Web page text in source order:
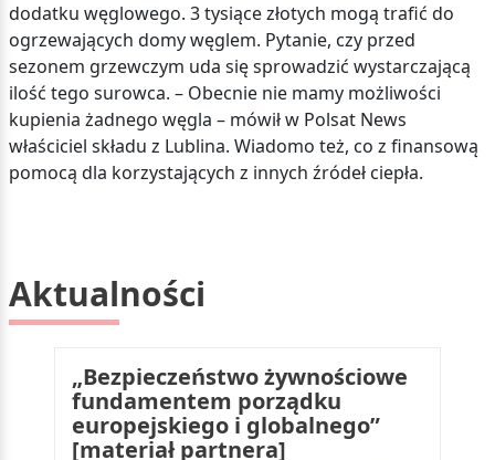
dodatku węglowego. 3 tysiące złotych mogą trafić do
ogrzewających domy węglem. Pytanie, czy przed
sezonem grzewczym uda się sprowadzić wystarczającą
ilość tego surowca. – Obecnie nie mamy możliwości
kupienia żadnego węgla – mówił w Polsat News
właściciel składu z Lublina. Wiadomo też, co z finansową
pomocą dla korzystających z innych źródeł ciepła.
Aktualności
„Bezpieczeństwo żywnościowe
fundamentem porządku
europejskiego i globalnego”
[materiał partnera]